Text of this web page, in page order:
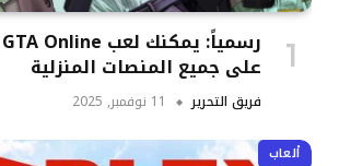
على جميع المنصات المنزلية
فريق التحرير 11 نوفمبر, 2025
ألعاب